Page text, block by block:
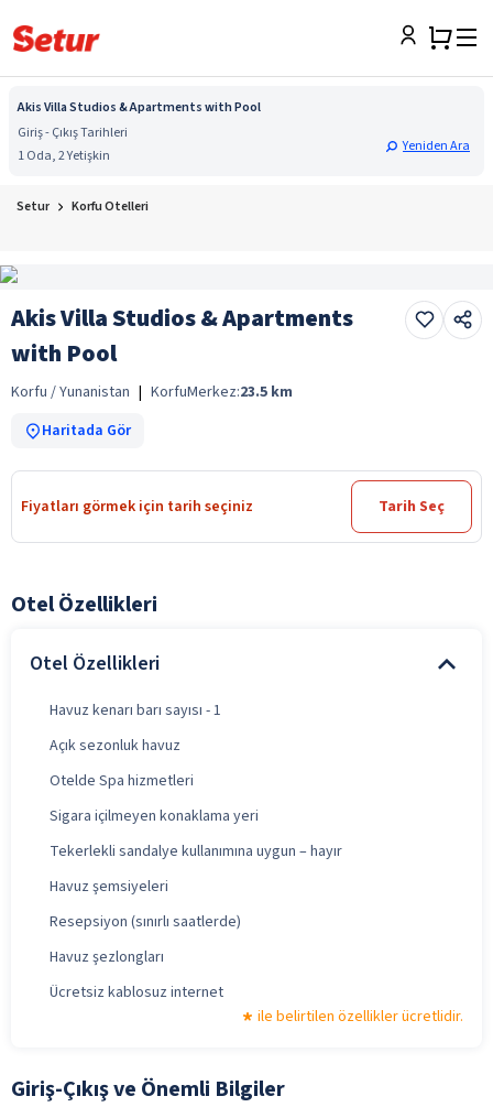
Akis Villa Studios & Apartments with Pool
Giriş - Çıkış Tarihleri
1 Oda, 2 Yetişkin
Yeniden Ara
Setur Korfu Otelleri
Akis Villa Studios & Apartments
with Pool
Korfu / Yunanistan | KorfuMerkez:23.5 km
Haritada Gör
Fiyatları görmek için tarih seçiniz Tarih Seç
Otel Özellikleri
Otel Özellikleri
Havuz kenarı barı sayısı - 1
Açık sezonluk havuz
Otelde Spa hizmetleri
Sigara içilmeyen konaklama yeri
Tekerlekli sandalye kullanımına uygun – hayır
Havuz şemsiyeleri
Resepsiyon (sınırlı saatlerde)
Havuz şezlongları
Ücretsiz kablosuz internet
ile belirtilen özellikler ücretlidir.
Giriş-Çıkış ve Önemli Bilgiler